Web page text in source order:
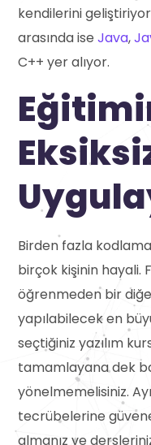
kendilerini
arasında iseJava,
C++ yer alıyor.
Birden fazla
birçok kişinin hayali.
öğrenmeden bir
yapılabilecek en
seçtiğiniz yazılım
tamamlayana dek
yönelmemelisiniz.
tecrübelerine
almanız ve